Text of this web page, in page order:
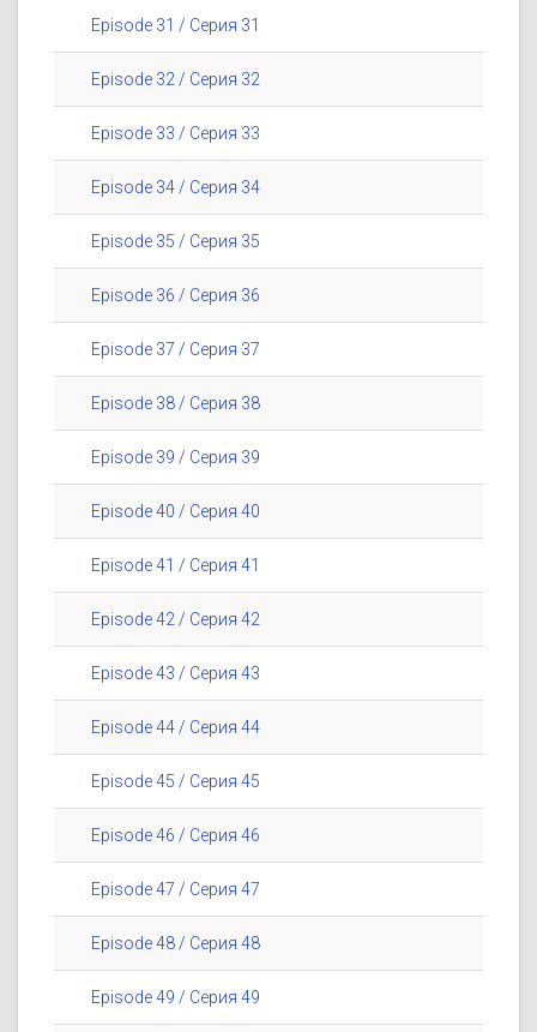
Episode 31 / Серия 31
Episode 32 / Серия 32
Episode 33 / Серия 33
Episode 34 / Серия 34
Episode 35 / Серия 35
Episode 36 / Серия 36
Episode 37 / Серия 37
Episode 38 / Серия 38
Episode 39 / Серия 39
Episode 40 / Серия 40
Episode 41 / Серия 41
Episode 42 / Серия 42
Episode 43 / Серия 43
Episode 44 / Серия 44
Episode 45 / Серия 45
Episode 46 / Серия 46
Episode 47 / Серия 47
Episode 48 / Серия 48
Episode 49 / Серия 49